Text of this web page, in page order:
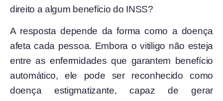
direito a algum benefício do INSS?
A resposta depende da forma como a doença
afeta cada pessoa. Embora o vitiligo não esteja
entre as enfermidades que garantem benefício
automático, ele pode ser reconhecido como
doença estigmatizante, capaz de gerar